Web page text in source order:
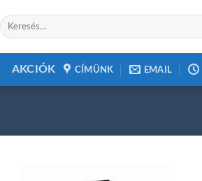
Keresés
a
AKCIÓK CÍMÜNK EMAIL